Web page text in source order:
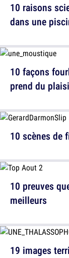
10 façons
prend du
10 preuves
meilleurs
10 raisons
dans une
10 scènes de
19 images